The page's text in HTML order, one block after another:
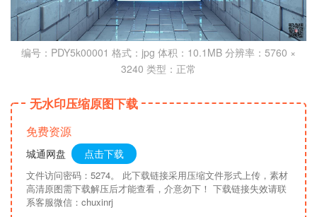
编号：PDY5k00001 格式：jpg 体积：10.1MB 分辨率：5760 ×
3240 类型：正常
无水印压缩原图下载
免费资源
城通网盘 点击下载
文件访问密码：5274。 此下载链接采用压缩文件形式上传，素材
高清原图需下载解压后才能查看，介意勿下！ 下载链接失效请联
系客服微信：chuxinrj